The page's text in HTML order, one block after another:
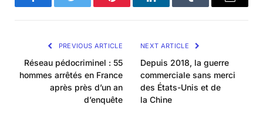
FacebookTwitter Pinterest LinkedInTumblr Email
PREVIOUS ARTICLE
Réseau pédocriminel : 55
hommes arrêtés en France
après près d’un an
d’enquête
NEXT ARTICLE
Depuis 2018, la guerre
commerciale sans merci
des États-Unis et de
la Chine